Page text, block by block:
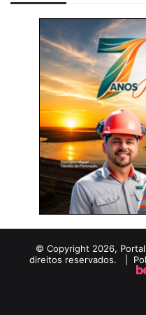
© Copyright 2026,
direitos reservados. |